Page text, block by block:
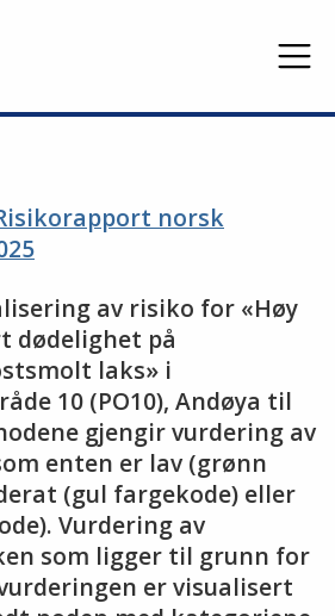
norsk
av risiko for «Høy
dødelighet på
laks» i
10 (PO10), Andøya til
gjengir vurdering av
enten er lav (grønn
(gul fargekode) eller
Vurdering av
som ligger til grunn for
er visualisert